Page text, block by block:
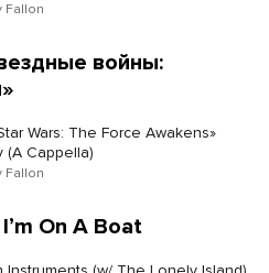
Fallon
войны:
Wars: The Force Awakens»
(A Cappella)
Fallon
On A Boat